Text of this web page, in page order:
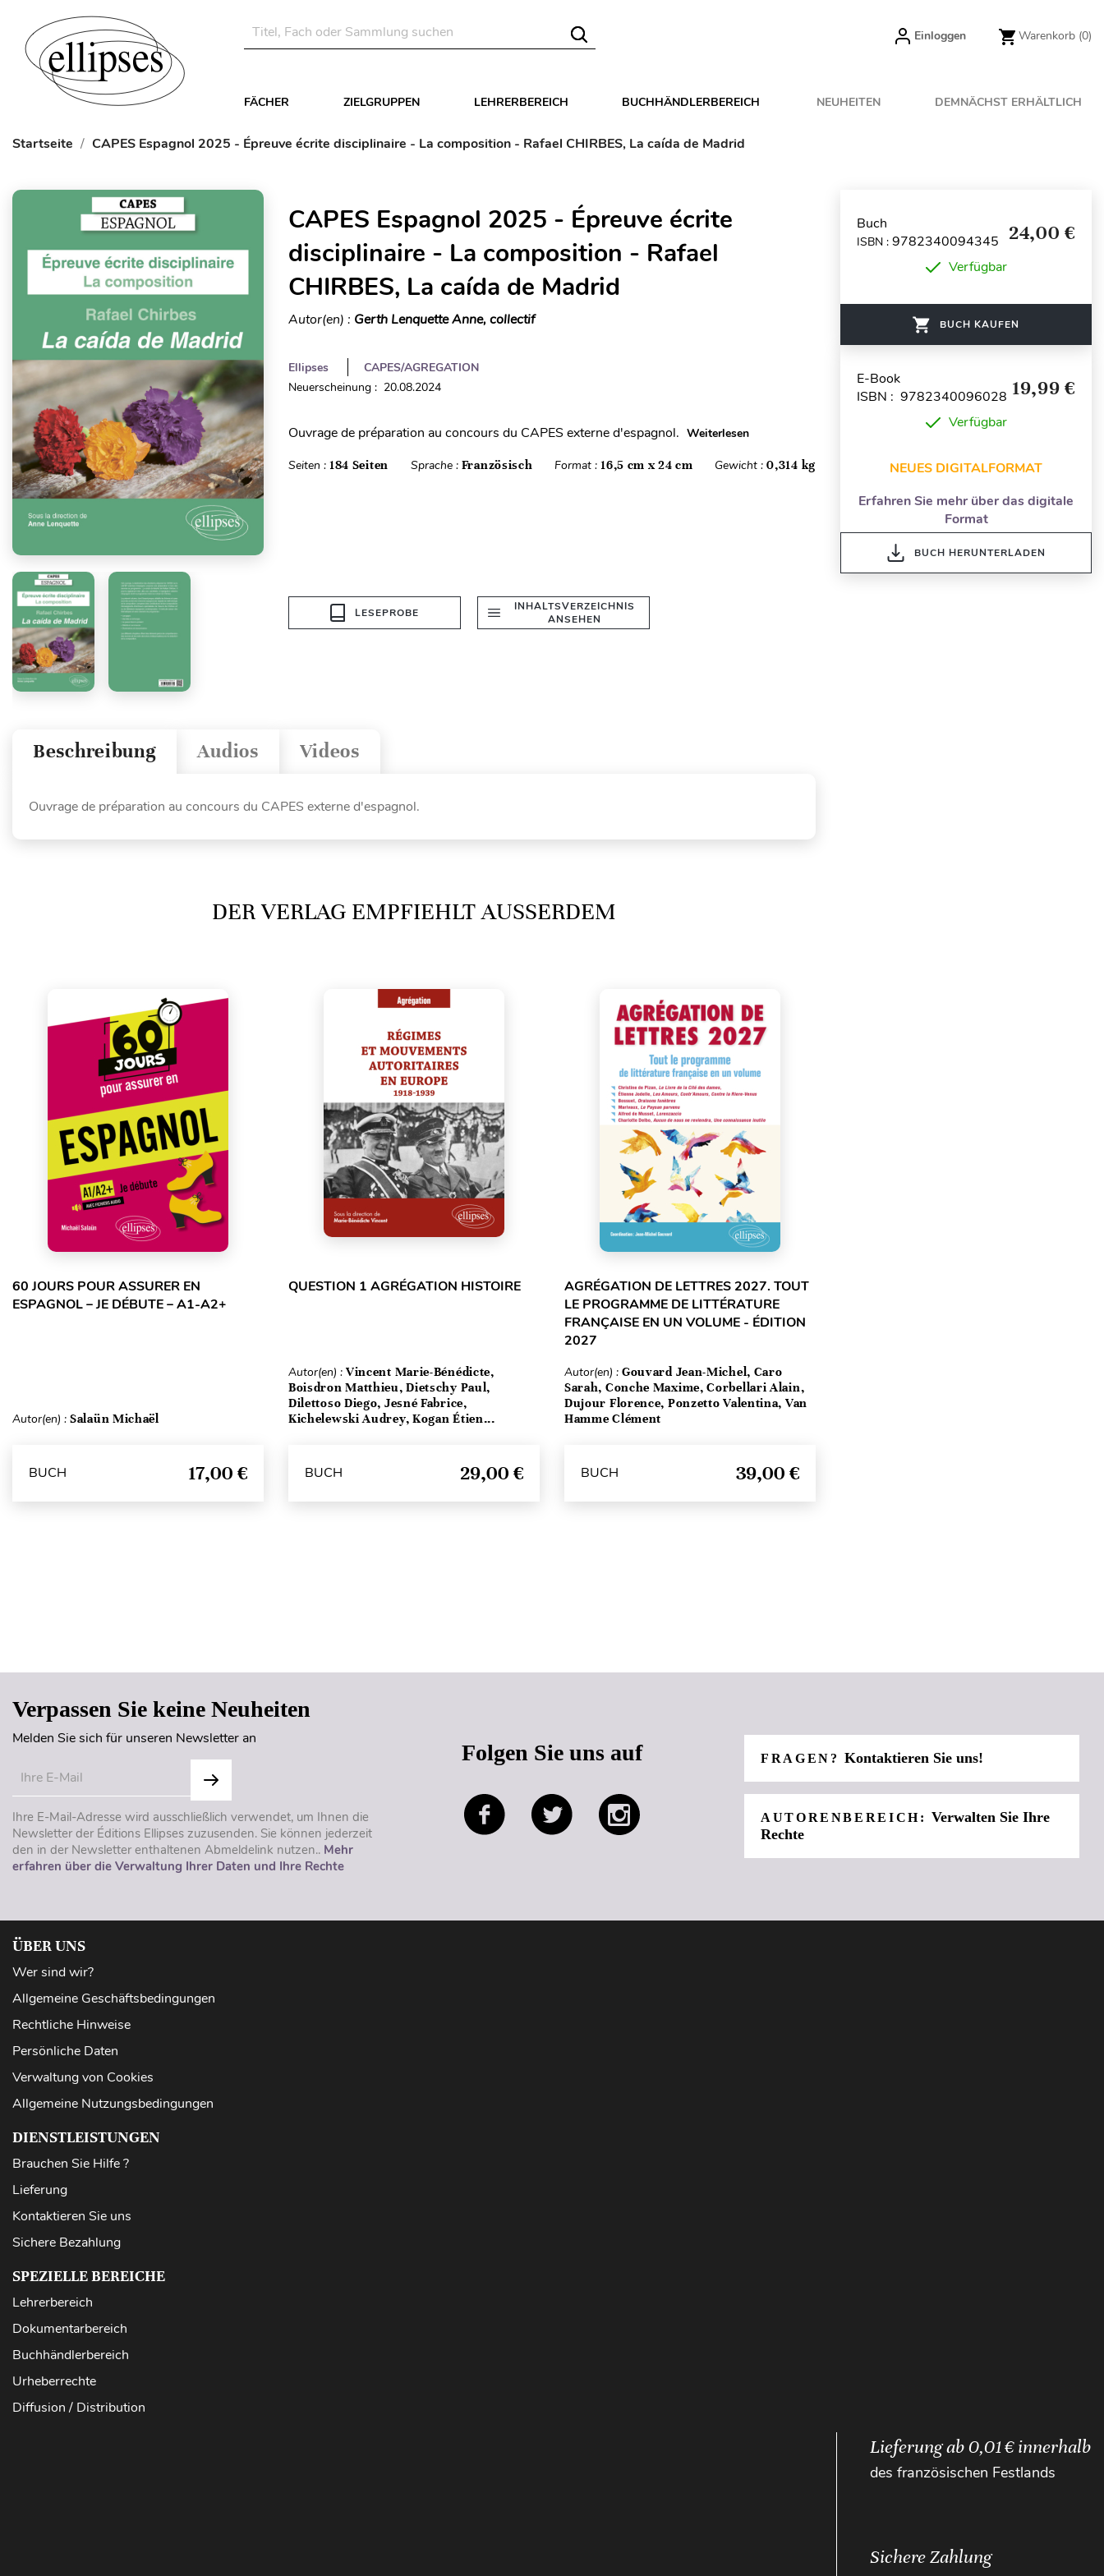
Einloggen Warenkorb (0)
FÄCHER ZIELGRUPPEN LEHRERBEREICH BUCHHÄNDLERBEREICH NEUHEITEN DEMNÄCHST ERHÄLTLICH
Startseite CAPES Espagnol 2025 - Épreuve écrite disciplinaire - La composition - Rafael CHIRBES, La caída de Madrid
CAPES Espagnol 2025 - Épreuve écrite
disciplinaire - La composition - Rafael
CHIRBES, La caída de Madrid
Autor(en) : Gerth Lenquette Anne, collectif
Ellipses
CAPES/AGREGATION
Neuerscheinung : 20.08.2024
Ouvrage de préparation au concours du CAPES externe d'espagnol. Weiterlesen
Seiten : 184 Seiten Sprache : Französisch Format :16,5 cm x 24 cm Gewicht :0,314 kg
LESEPROBE
INHALTSVERZEICHNIS
ANSEHEN
Videos
Audios
Beschreibung
Ouvrage de préparation au concours du CAPES externe d'espagnol.
DER VERLAG EMPFIEHLT AUSSERDEM
60 JOURS POUR ASSURER EN
ESPAGNOL – JE DÉBUTE – A1-A2+
Autor(en) : Salaün Michaël
BUCH 17,00 €
QUESTION 1 AGRÉGATION HISTOIRE
Autor(en) : Vincent Marie-Bénédicte,
Boisdron Matthieu, Dietschy Paul,
Dilettoso Diego, Jesné Fabrice,
Kichelewski Audrey, Kogan Étien...
BUCH 29,00 €
AGRÉGATION DE LETTRES 2027. TOUT
LE PROGRAMME DE LITTÉRATURE
FRANÇAISE EN UN VOLUME - ÉDITION
2027
Autor(en) : Gouvard Jean-Michel, Caro
Sarah, Conche Maxime, Corbellari Alain,
Dujour Florence, Ponzetto Valentina, Van
Hamme Clément
BUCH 39,00 €
Buch
ISBN : 9782340094345 24,00 €
Verfügbar
BUCH KAUFEN
E-Book
ISBN : 9782340096028 19,99 €
Verfügbar
NEUES DIGITALFORMAT
Erfahren Sie mehr über das digitale
Format
BUCH HERUNTERLADEN
Verpassen Sie keine Neuheiten
Melden Sie sich für unseren Newsletter an
Ihre E-Mail-Adresse wird ausschließlich verwendet, um Ihnen die
Newsletter der Éditions Ellipses zuzusenden. Sie können jederzeit
den in der Newsletter enthaltenen Abmeldelink nutzen.. Mehr
erfahren über die Verwaltung Ihrer Daten und Ihre Rechte
Folgen Sie uns auf FRAGEN?Kontaktieren Sie uns!
AUTORENBEREICH:Verwalten Sie Ihre
Rechte
ÜBER UNS
Wer sind wir?
Allgemeine Geschäftsbedingungen
Rechtliche Hinweise
Persönliche Daten
Verwaltung von Cookies
Allgemeine Nutzungsbedingungen
DIENSTLEISTUNGEN
Brauchen Sie Hilfe ?
Lieferung
Kontaktieren Sie uns
Sichere Bezahlung
SPEZIELLE BEREICHE
Lehrerbereich
Dokumentarbereich
Buchhändlerbereich
Urheberrechte
Diffusion / Distribution
Lieferung ab 0,01 € innerhalb
des französischen Festlands
Sichere Zahlung